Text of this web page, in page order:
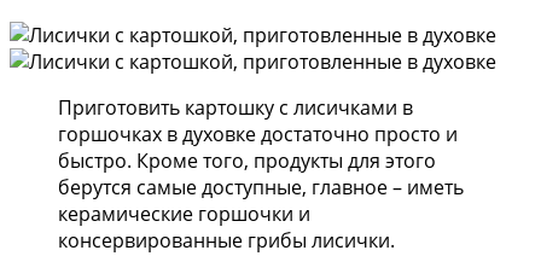
Приготовить картошку с лисичками в
горшочках в духовке достаточно просто и
быстро. Кроме того, продукты для этого
берутся самые доступные, главное – иметь
керамические горшочки и
консервированные грибы лисички.